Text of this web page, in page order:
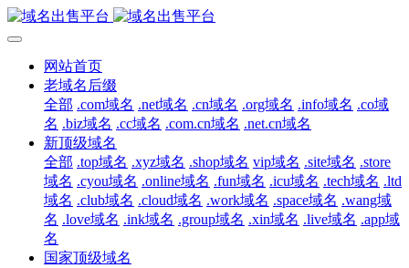
网站首页
老域名后缀
全部 .com域名 .net域名 .cn域名 .org域名 .info域名 .co域
名 .biz域名 .cc域名 .com.cn域名 .net.cn域名
新顶级域名
全部 .top域名 .xyz域名 .shop域名 vip域名 .site域名 .store
域名 .cyou域名 .online域名 .fun域名 .icu域名 .tech域名 .ltd
域名 .club域名 .cloud域名 .work域名 .space域名 .wang域
名 .love域名 .ink域名 .group域名 .xin域名 .live域名 .app域
名
国家顶级域名